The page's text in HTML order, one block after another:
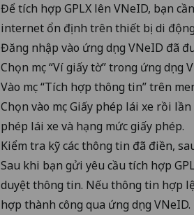
Để tích hợp GPLX lên VNeID, bạn
internet ổn định trên thiết bị di
Đăng nhập vào ứng dụng VNeID đã
Chọn mục “Ví giấy tờ” trong ứng dụng
Vào mục “Tích hợp thông tin” trên
Chọn vào mục Giấy phép lái xe rồi
phép lái xe và hạng mức giấy phép.
Kiểm tra kỹ các thông tin đã điền,
Sau khi bạn gửi yêu cầu tích hợp
duyệt thông tin. Nếu thông tin hợp
hợp thành công qua ứng dụng